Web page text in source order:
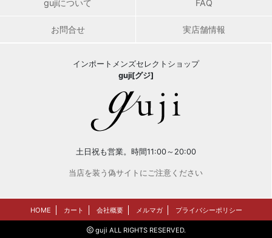
gujiについて FAQ
お問合せ 実店舗情報
インポートメンズセレクトショップ
guji[グジ]
土日祝も営業。時間11:00～20:00
当店を装う偽サイトにご注意ください
HOME カート 会社概要 メルマガ プライバシーポリシー
guji ALL RIGHTS RESERVED.